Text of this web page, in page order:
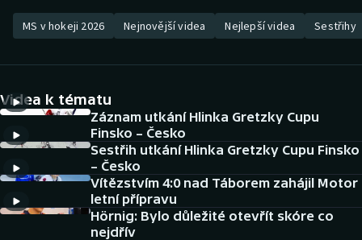
Tenis
Atletika
Cyklistika
DALŠÍ SPORTY
Americký fotbal
Baseball a softbal
NEPŘEHLÉDNĚTE
Soutěže
MS v hokeji 2026 Nejnovější videa Nejlepší videa Sestřihy
Videa k tématu
Záznam utkání Hlinka Gretzky Cupu
Finsko – Česko
Sestřih utkání Hlinka Gretzky Cupu Finsko
– Česko
Vítězstvím 4:0 nad Táborem zahájil Motor
letní přípravu
Hörnig: Bylo důležité otevřít skóre co
nejdřív